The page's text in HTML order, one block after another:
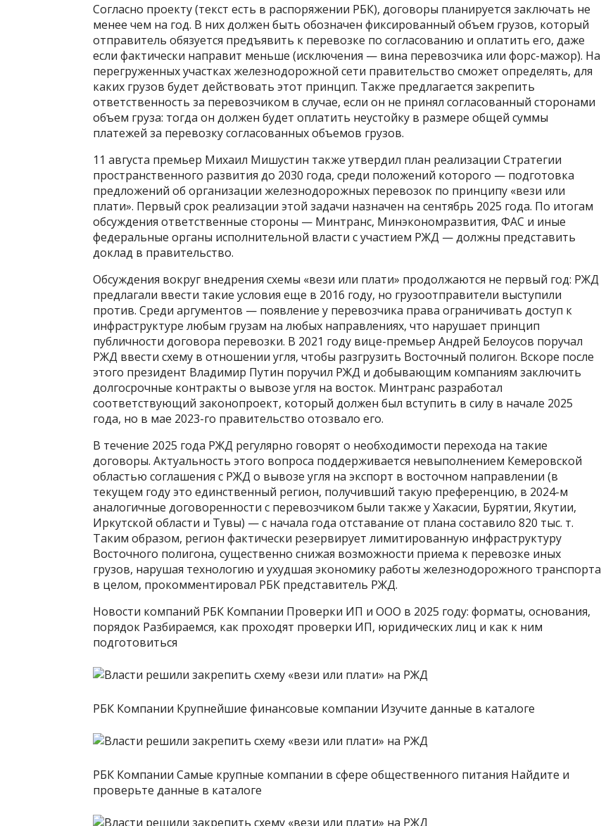
Согласно проекту (текст есть в распоряжении РБК), договоры планируется заключать не
менее чем на год. В них должен быть обозначен фиксированный объем грузов, который
отправитель обязуется предъявить к перевозке по согласованию и оплатить его, даже
если фактически направит меньше (исключения — вина перевозчика или форс-мажор). На
перегруженных участках железнодорожной сети правительство сможет определять, для
каких грузов будет действовать этот принцип. Также предлагается закрепить
ответственность за перевозчиком в случае, если он не принял согласованный сторонами
объем груза: тогда он должен будет оплатить неустойку в размере общей суммы
платежей за перевозку согласованных объемов грузов.
11 августа премьер Михаил Мишустин также утвердил план реализации Стратегии
пространственного развития до 2030 года, среди положений которого — подготовка
предложений об организации железнодорожных перевозок по принципу «вези или
плати». Первый срок реализации этой задачи назначен на сентябрь 2025 года. По итогам
обсуждения ответственные стороны — Минтранс, Минэкономразвития, ФАС и иные
федеральные органы исполнительной власти с участием РЖД — должны представить
доклад в правительство.
Обсуждения вокруг внедрения схемы «вези или плати» продолжаются не первый год: РЖД
предлагали ввести такие условия еще в 2016 году, но грузоотправители выступили
против. Среди аргументов — появление у перевозчика права ограничивать доступ к
инфраструктуре любым грузам на любых направлениях, что нарушает принцип
публичности договора перевозки. В 2021 году вице-премьер Андрей Белоусов поручал
РЖД ввести схему в отношении угля, чтобы разгрузить Восточный полигон. Вскоре после
этого президент Владимир Путин поручил РЖД и добывающим компаниям заключить
долгосрочные контракты о вывозе угля на восток. Минтранс разработал
соответствующий законопроект, который должен был вступить в силу в начале 2025
года, но в мае 2023-го правительство отозвало его.
В течение 2025 года РЖД регулярно говорят о необходимости перехода на такие
договоры. Актуальность этого вопроса поддерживается невыполнением Кемеровской
областью соглашения с РЖД о вывозе угля на экспорт в восточном направлении (в
текущем году это единственный регион, получивший такую преференцию, в 2024-м
аналогичные договоренности с перевозчиком были также у Хакасии, Бурятии, Якутии,
Иркутской области и Тувы) — с начала года отставание от плана составило 820 тыс. т.
Таким образом, регион фактически резервирует лимитированную инфраструктуру
Восточного полигона, существенно снижая возможности приема к перевозке иных
грузов, нарушая технологию и ухудшая экономику работы железнодорожного транспорта
в целом, прокомментировал РБК представитель РЖД.
Новости компаний РБК Компании Проверки ИП и ООО в 2025 году: форматы, основания,
порядок Разбираемся, как проходят проверки ИП, юридических лиц и как к ним
подготовиться
РБК Компании Крупнейшие финансовые компании Изучите данные в каталоге
РБК Компании Самые крупные компании в сфере общественного питания Найдите и
проверьте данные в каталоге